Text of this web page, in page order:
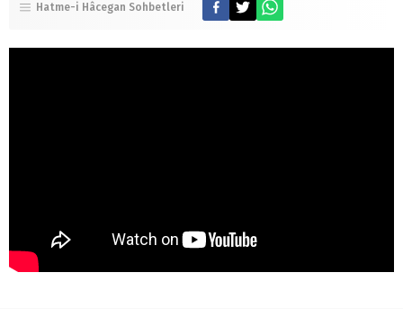
Hatme-i Hâcegan Sohbetleri